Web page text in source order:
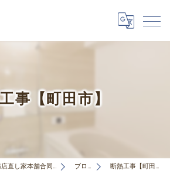
事【町田市】
横浜の工務店は宅見工務店直し家本舗合同会社 ブログ 断熱工事【町田市】